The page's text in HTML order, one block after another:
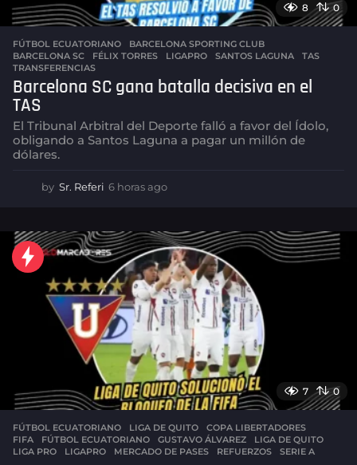
8 0
FÚTBOL ECUATORIANO ,BARCELONA SPORTING CLUB
BARCELONA SC
,FÉLIX TORRES ,LIGAPRO ,SANTOS LAGUNA ,TAS
TRANSFERENCIAS
Barcelona SC gana batalla decisiva en el
TAS
El Tribunal Arbitral del Deporte falló a favor del Ídolo,
obligando a Santos Laguna a pagar un millón de
dólares.
by Sr. Referi 6 horas ago
r
a
s
a
g
o
7 0
FÚTBOL ECUATORIANO ,LIGA DE QUITO COPA LIBERTADORES
FIFA
,FÚTBOL ECUATORIANO ,GUSTAVO ÁLVAREZ ,LIGA DE QUITO
LIGA PRO
,LIGAPRO ,MERCADO DE PASES ,REFUERZOS ,SERIE A